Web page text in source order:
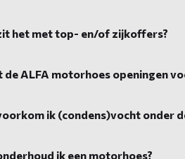
het met top- en/of zijkoffers?
de ALFA motorhoes openingen
ik (condens)vocht onder
ik een motorhoes?